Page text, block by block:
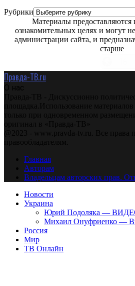
Рубрики
Материалы предоставляются
ознакомительных целях и могут
администрации сайта, и
старше
Правда-ТВ.ru
О нас
Правда-ТВ - Дискуссионно
площадка.Использование материалов
только при одновременном
оригинал в «Правда-ТВ»
@2023 - www.pravda-tv.ru. Все права
правообладателям.
Главная
Авторам
Владельцам авторских прав.
Новости
Украина
Юрий Подоляка —
Михаил Онуфриенко —
Россия
Мир
ТВ Онлайн